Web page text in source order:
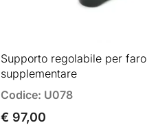
Supporto regolabile per faro
supplementare
Codice: U078
€ 97,00